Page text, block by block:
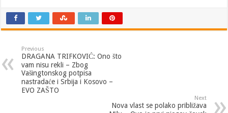
Previous
DRAGANA TRIFKOVIĆ: Ono što
vam nisu rekli – Zbog
Vašingtonskog potpisa
nastradaće i Srbija i Kosovo –
EVO ZAŠTO
Next
Nova vlast se polako približava